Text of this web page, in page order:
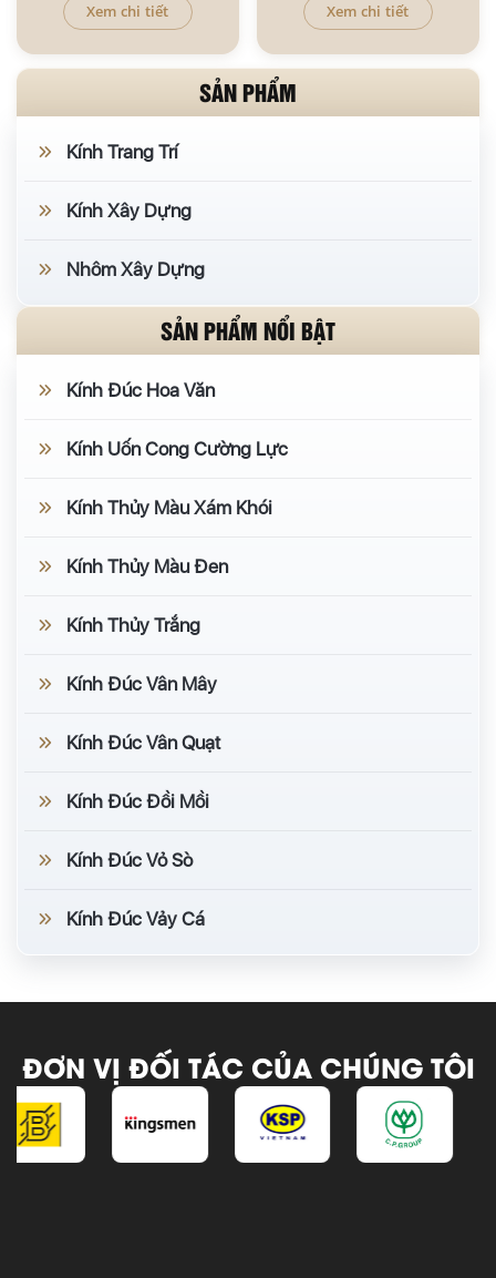
Xem chi tiết Xem chi tiết
SẢN PHẨM
Kính Trang Trí
Kính Xây Dựng
Nhôm Xây Dựng
SẢN PHẨM NỔI BẬT
Kính Đúc Hoa Văn
Kính Uốn Cong Cường Lực
Kính Thủy Màu Xám Khói
Kính Thủy Màu Đen
Kính Thủy Trắng
Kính Đúc Vân Mây
Kính Đúc Vân Quạt
Kính Đúc Đồi Mồi
Kính Đúc Vỏ Sò
Kính Đúc Vảy Cá
ĐƠN VỊ ĐỐI TÁC CỦA CHÚNG TÔI